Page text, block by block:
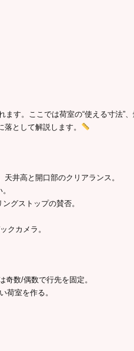
す。ここでは荷室の“使える寸法”
として解説します。
井高と開口部のクリアランス。
グストップの賛否。
クカメラ。
奇数/偶数で行先を固定。
荷室を作る。